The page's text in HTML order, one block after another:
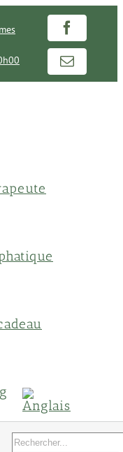
Facebook
Email
Rechercher: